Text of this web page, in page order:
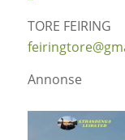
TORE FEIRING
Annonse